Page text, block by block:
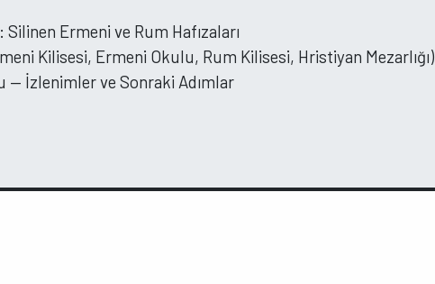
Ermeni ve Rum Hafızaları
Kilisesi, Ermeni Okulu, Rum Kilisesi, Hristiyan Mezarlığı)
— İzlenimler ve Sonraki Adımlar